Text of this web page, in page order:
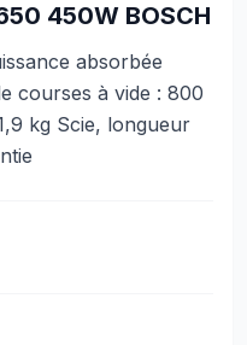
450W BOSCH
absorbée
courses à vide : 800
kg Scie, longueur